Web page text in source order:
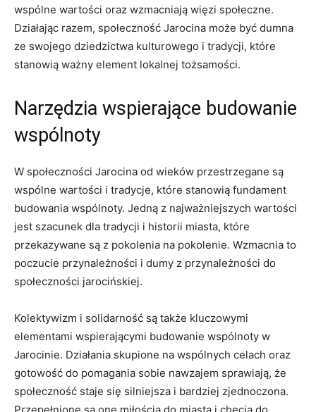
wspólne wartości ​oraz wzmacniają ​więzi ​społeczne.
Działając‍ razem, ⁣społeczność Jarocina może być dumna‍
ze swojego dziedzictwa ‍kulturowego‌ i tradycji, które⁢
stanowią ważny element⁤ lokalnej tożsamości.
Narzędzia wspierające budowanie
wspólnoty
W społeczności Jarocina od wieków przestrzegane są
wspólne⁤ wartości i tradycje, które‍ stanowią fundament
‌budowania‍ wspólnoty. Jedną‌ z najważniejszych wartości
jest⁤ szacunek ‌dla tradycji ⁣i‌ historii miasta,‍ które
‍przekazywane są z​ pokolenia ‍na ⁤pokolenie. Wzmacnia to
poczucie ⁢przynależności i dumy z przynależności do
społeczności jarocińskiej.
Kolektywizm i solidarność ‍są także kluczowymi⁤
elementami wspierającymi​ budowanie‌ wspólnoty w
Jarocinie. Działania skupione‍ na wspólnych celach oraz
gotowość do ⁣pomagania sobie⁢ nawzajem sprawiają, że
społeczność‍ staje się silniejsza⁣ i ‍bardziej ⁤zjednoczona.